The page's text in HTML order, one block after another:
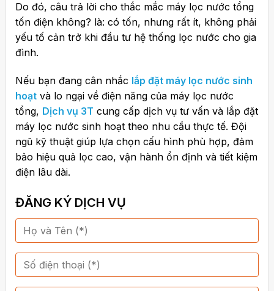
Do đó, câu trả lời cho thắc mắc máy lọc nước tổng
tốn điện không? là: có tốn, nhưng rất ít, không phải
yếu tố cản trở khi đầu tư hệ thống lọc nước cho gia
đình.
Nếu bạn đang cân nhắc lắp đặt máy lọc nước sinh
hoạtvà lo ngại về điện năng của máy lọc nước
tổng, Dịch vụ 3T cung cấp dịch vụ tư vấn và lắp đặt
máy lọc nước sinh hoạt theo nhu cầu thực tế. Đội
ngũ kỹ thuật giúp lựa chọn cấu hình phù hợp, đảm
bảo hiệu quả lọc cao, vận hành ổn định và tiết kiệm
điện lâu dài.
ĐĂNG KÝ DỊCH VỤ